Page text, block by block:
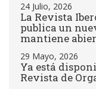
24 Julio, 2026
La Revista
publica un
mantiene
29 Mayo, 2026
Ya está
Revista de